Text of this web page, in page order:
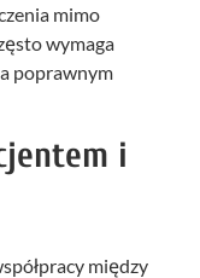
mimo
wymaga
poprawnym
i
między